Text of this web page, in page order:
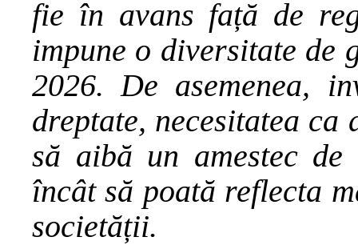
fie în avans față de
impune o diversitate de
2026. De asemenea,
dreptate, necesitatea
să aibă un amestec
încât să poată reflecta
societății.